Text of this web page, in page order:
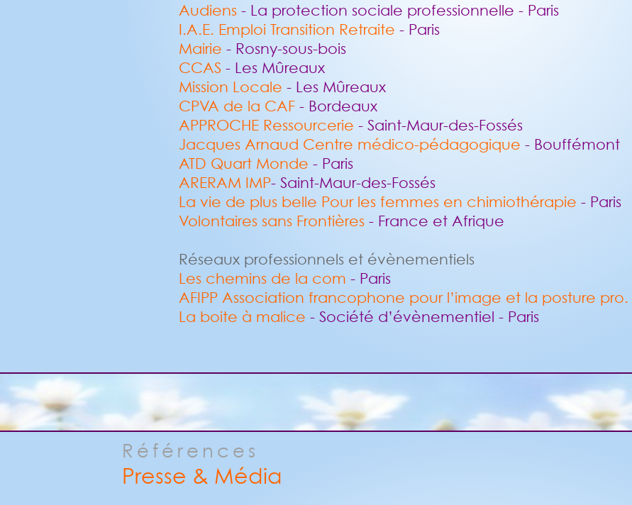
Audiens - La protection sociale professionnelle - Paris
I.A.E. Emploi Transition Retraite - Paris
Mairie - Rosny-sous-bois
CCAS - Les Mûreaux
Mission Locale - Les Mûreaux
CPVA de la CAF - Bordeaux
APPROCHE Ressourcerie - Saint-Maur-des-Fossés
Jacques Arnaud Centre médico-pédagogique - Bouffémont
ATD Quart Monde - Paris
ARERAM IMP- Saint-Maur-des-Fossés
La vie de plus belle Pour les femmes en chimiothérapie - Paris
Volontaires sans Frontières - France et Afrique
Réseaux professionnels et évènementiels
Les chemins de la com - Paris
AFIPP Association francophone pour l’image et la posture pro.
La boite à malice - Société d’évènementiel - Paris
Références
Presse & Média